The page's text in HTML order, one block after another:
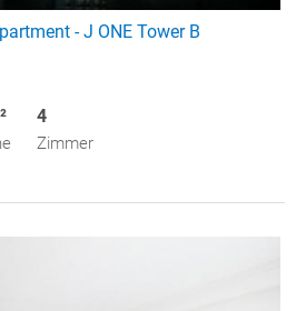
- J ONE Tower B
4
Zimmer